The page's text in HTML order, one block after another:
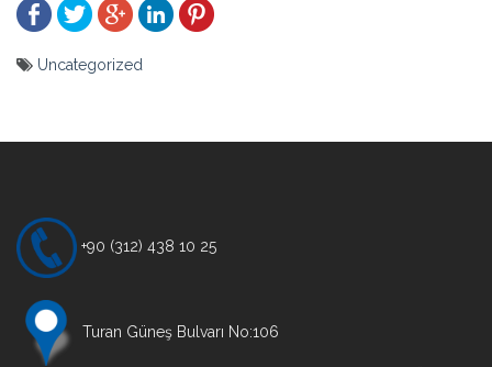
Uncategorized
+90 (312) 438 10 25
Turan Güneş Bulvarı No:106